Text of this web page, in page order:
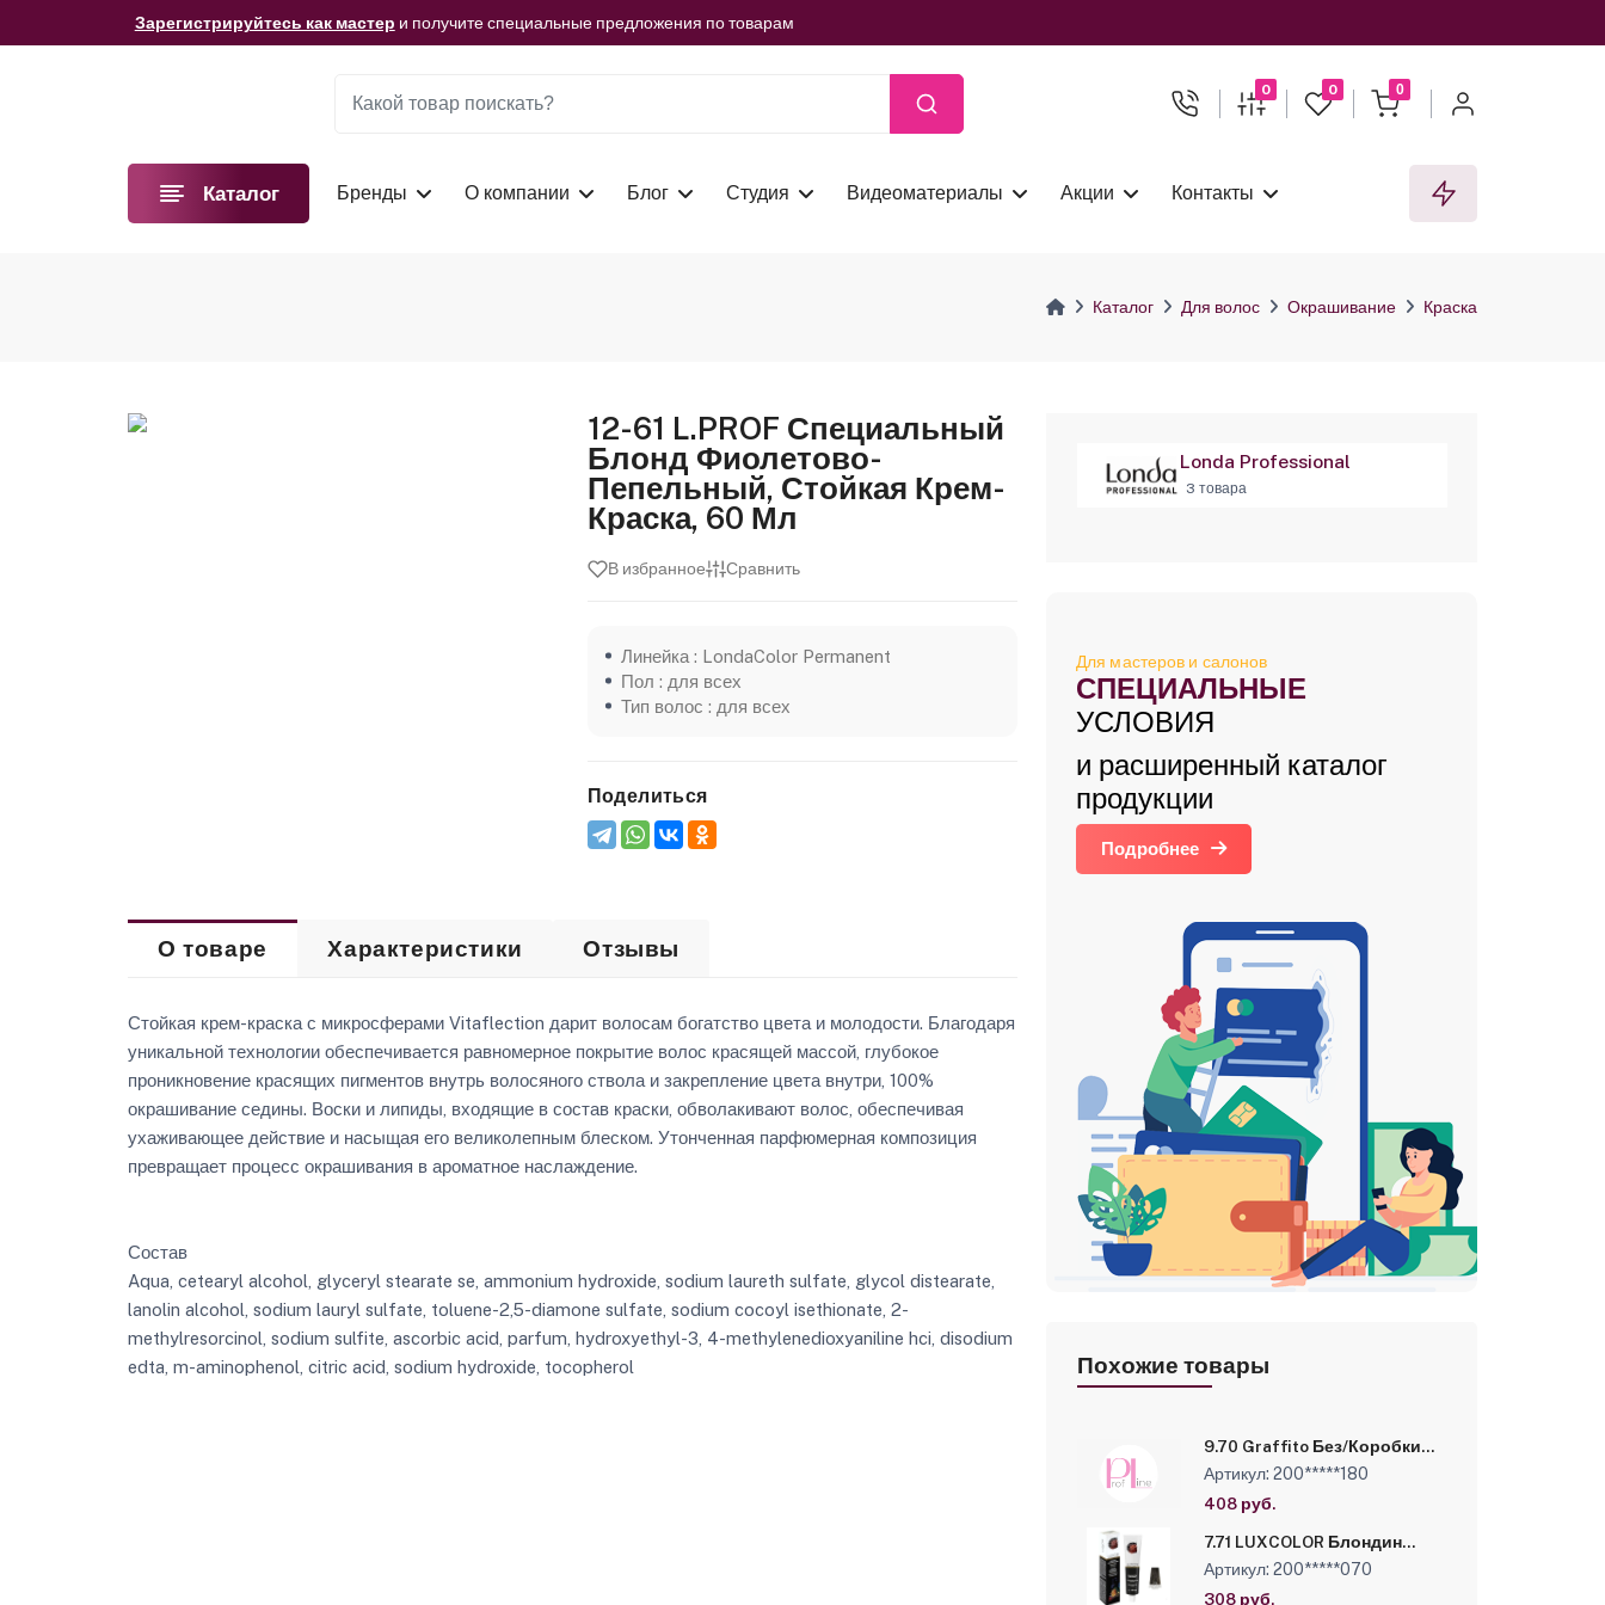
Зарегистрируйтесь как мастер и получите специальные предложения по товарам
Мы подготовили для вас видеоматериалы! Смотреть сейчас
0 0 0
Каталог Бренды О компании Блог Студия Видеоматериалы Акции Контакты
Каталог Для волос Окрашивание Краска
12-61 L.PROF Специальный
Блонд Фиолетово-
Пепельный, Стойкая Крем-
Краска, 60 Мл
В избранное Сравнить
Линейка : LondaColor Permanent
Пол : для всех
Тип волос : для всех
Поделиться
О товаре Характеристики Отзывы
Стойкая крем-краска с микросферами Vitaflection дарит волосам богатство цвета и молодости. Благодаря
уникальной технологии обеспечивается равномерное покрытие волос красящей массой, глубокое
проникновение красящих пигментов внутрь волосяного ствола и закрепление цвета внутри, 100%
окрашивание седины. Воски и липиды, входящие в состав краски, обволакивают волос, обеспечивая
ухаживающее действие и насыщая его великолепным блеском. Утонченная парфюмерная композиция
превращает процесс окрашивания в ароматное наслаждение.
Состав
Aqua, cetearyl alcohol, glyceryl stearate se, ammonium hydroxide, sodium laureth sulfate, glycol distearate,
lanolin alcohol, sodium lauryl sulfate, toluene-2,5-diamone sulfate, sodium cocoyl isethionate, 2-
methylresorcinol, sodium sulfite, ascorbic acid, parfum, hydroxyethyl-3, 4-methylenedioxyaniline hci, disodium
edta, m-aminophenol, citric acid, sodium hydroxide, tocopherol
Londa Professional
3 товара
Для мастеров и салонов
СПЕЦИАЛЬНЫЕ
УСЛОВИЯ
и расширенный каталог
продукции
Подробнее
Похожие товары
9.70 Graffito Без/Коробки
Очень светлый блондин
интенсивный шоколадный,
Стойкая крем-краска Luxor
(10131010/180325/5087930/4)
Артикул: 200*****180
408 руб.
7.71 LUXCOLOR Блондин
шоколадный пепельный,
Стойкая крем-краска Luxor
Professional, 100 мл
Артикул: 200*****070
308 руб.